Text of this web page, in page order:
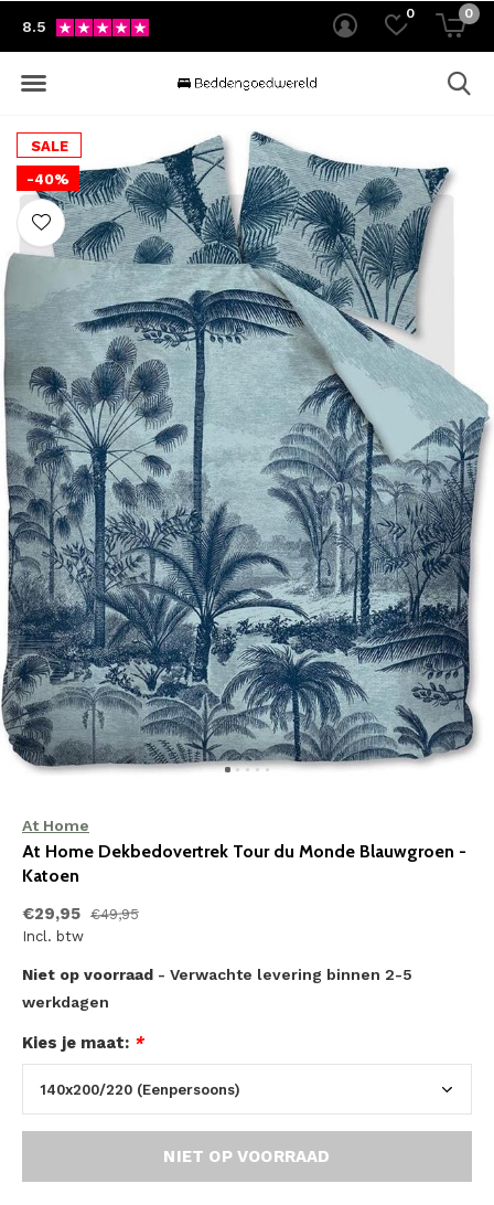
0 0
8.5
SALE
-40%
At Home
At Home Dekbedovertrek Tour du Monde Blauwgroen -
Katoen
€29,95 €49,95
Incl. btw
Niet op voorraad - Verwachte levering binnen 2-5
werkdagen
Kies je maat: *
NIET OP VOORRAAD